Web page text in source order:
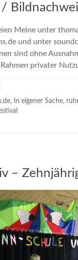
Meine unter
und unter
sind ohne
privater
, In eigener Sache,
–